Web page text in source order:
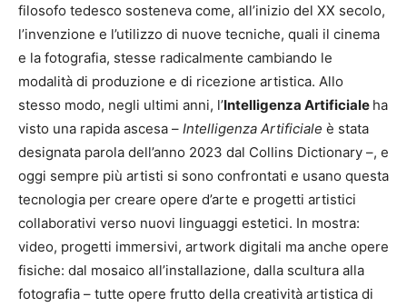
filosofo tedesco sosteneva come, all’inizio del XX secolo,
l’invenzione e l’utilizzo di nuove tecniche, quali il cinema
e la fotografia, stesse radicalmente cambiando le
modalità di produzione e di ricezione artistica. Allo
stesso modo, negli ultimi anni, l’Intelligenza Artificiale ha
visto una rapida ascesa – Intelligenza Artificiale è stata
designata parola dell’anno 2023 dal Collins Dictionary –, e
oggi sempre più artisti si sono confrontati e usano questa
tecnologia per creare opere d’arte e progetti artistici
collaborativi verso nuovi linguaggi estetici. In mostra:
video, progetti immersivi, artwork digitali ma anche opere
fisiche: dal mosaico all’installazione, dalla scultura alla
fotografia – tutte opere frutto della creatività artistica di